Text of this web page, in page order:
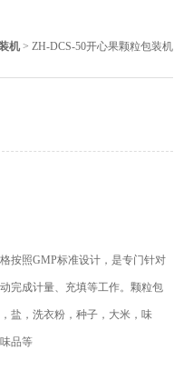
机 > ZH-DCS-50开心果颗粒包装机
按照GMP标准设计，是专门针对
完成计量、充填等工作。颗粒包
盐，洗衣粉，种子，大米，味
品等